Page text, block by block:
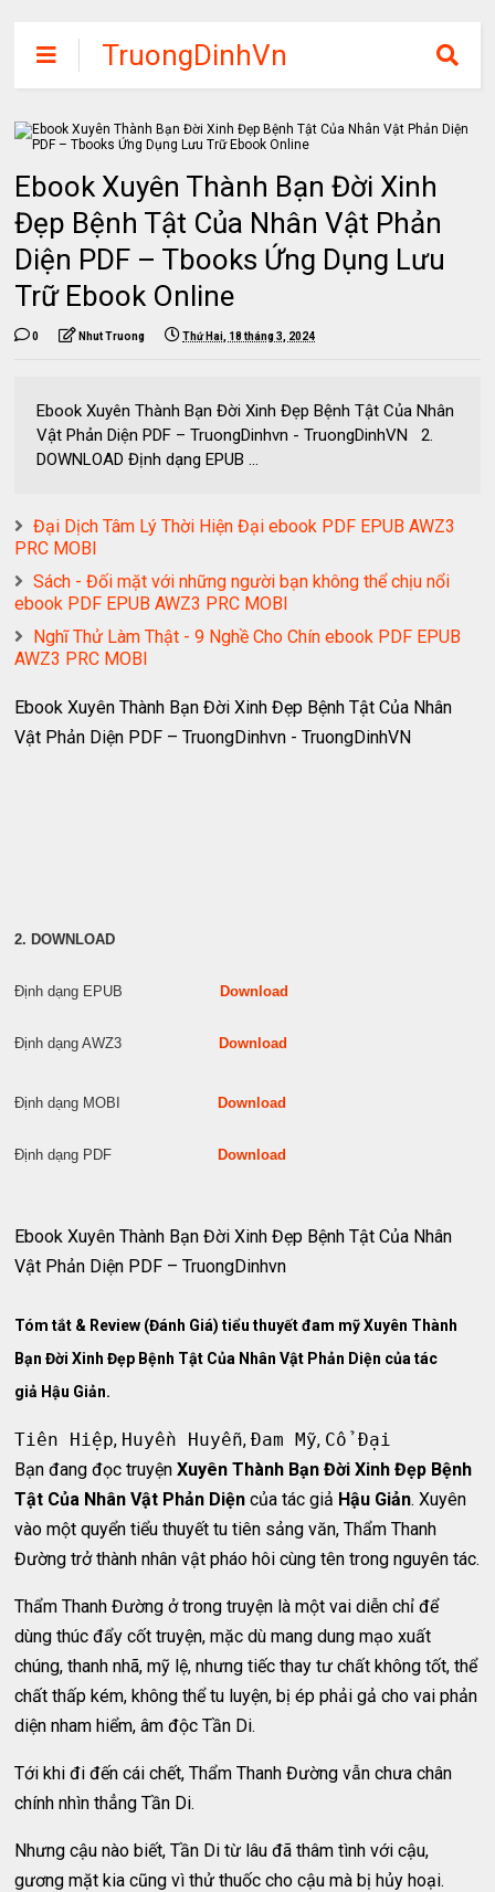
TruongDinhVn
Chia sẽ ebook,
các khóa học,
phần mềm học
tập miễn phí
Ebook Xuyên Thành Bạn Đời Xinh
Đẹp Bệnh Tật Của Nhân Vật Phản
Diện PDF – Tbooks Ứng Dụng Lưu
Trữ Ebook Online
0 Nhut Truong Thứ Hai, 18 tháng 3, 2024
Ebook Xuyên Thành Bạn Đời Xinh Đẹp Bệnh Tật Của Nhân
Vật Phản Diện PDF – TruongDinhvn - TruongDinhVN 2.
DOWNLOAD Định dạng EPUB ...
Đại Dịch Tâm Lý Thời Hiện Đại ebook PDF EPUB AWZ3
PRC MOBI
Sách - Đối mặt với những người bạn không thể chịu nổi
ebook PDF EPUB AWZ3 PRC MOBI
Nghĩ Thử Làm Thật - 9 Nghề Cho Chín ebook PDF EPUB
AWZ3 PRC MOBI
Ebook Xuyên Thành Bạn Đời Xinh Đẹp Bệnh Tật Của Nhân
Vật Phản Diện PDF – TruongDinhvn - TruongDinhVN
2. DOWNLOAD
Định dạng EPUB Download
Định dạng AWZ3 Download
Định dạng MOBI Download
Định dạng PDF Download
Ebook Xuyên Thành Bạn Đời Xinh Đẹp Bệnh Tật Của Nhân
Vật Phản Diện PDF – TruongDinhvn
Tóm tắt & Review (Đánh Giá) tiểu thuyết đam mỹ Xuyên Thành
Bạn Đời Xinh Đẹp Bệnh Tật Của Nhân Vật Phản Diện của tác
giả Hậu Giản.
Tiên Hiệp, Huyền Huyễn,Đam Mỹ, Cổ Đại
Bạn đang đọc truyệnXuyên Thành Bạn Đời Xinh Đẹp Bệnh
Tật Của Nhân Vật Phản Diện của tác giả Hậu Giản. Xuyên
vào một quyển tiểu thuyết tu tiên sảng văn, Thẩm Thanh
Đường trở thành nhân vật pháo hôi cùng tên trong nguyên tác.
Thẩm Thanh Đường ở trong truyện là một vai diễn chỉ để
dùng thúc đẩy cốt truyện, mặc dù mang dung mạo xuất
chúng, thanh nhã, mỹ lệ, nhưng tiếc thay tư chất không tốt, thể
chất thấp kém, không thể tu luyện, bị ép phải gả cho vai phản
diện nham hiểm, âm độc Tần Di.
Tới khi đi đến cái chết, Thẩm Thanh Đường vẫn chưa chân
chính nhìn thẳng Tần Di.
Nhưng cậu nào biết, Tần Di từ lâu đã thâm tình với cậu,
gương mặt kia cũng vì thử thuốc cho cậu mà bị hủy hoại.